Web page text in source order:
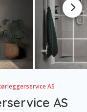
AS
AS